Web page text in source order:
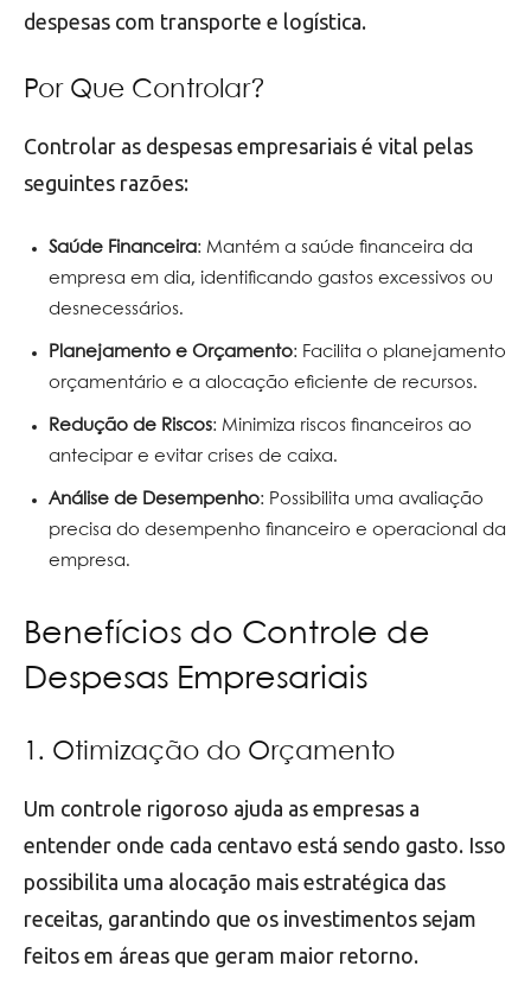
despesas com transporte e logística.
Por Que Controlar?
Controlar as despesas empresariais é vital pelas
seguintes razões:
Saúde Financeira: Mantém a saúde financeira da
empresa em dia, identificando gastos excessivos ou
desnecessários.
Planejamento e Orçamento: Facilita o planejamento
orçamentário e a alocação eficiente de recursos.
Redução de Riscos: Minimiza riscos financeiros ao
antecipar e evitar crises de caixa.
Análise de Desempenho: Possibilita uma avaliação
precisa do desempenho financeiro e operacional da
empresa.
Benefícios do Controle de
Despesas Empresariais
1. Otimização do Orçamento
Um controle rigoroso ajuda as empresas a
entender onde cada centavo está sendo gasto. Isso
possibilita uma alocação mais estratégica das
receitas, garantindo que os investimentos sejam
feitos em áreas que geram maior retorno.